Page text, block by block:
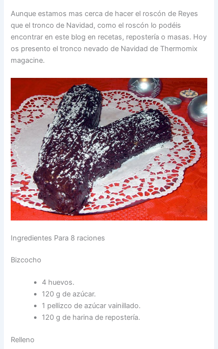
Aunque estamos mas cerca de hacer el roscón de Reyes
que el tronco de Navidad, como el roscón lo podéis
encontrar en este blog en recetas, repostería o masas. Hoy
os presento el tronco nevado de Navidad de Thermomix
magacine.
Ingredientes Para 8 raciones
Bizcocho
4 huevos.
120 g de azúcar.
1 pellizco de azúcar vainillado.
120 g de harina de repostería.
Relleno